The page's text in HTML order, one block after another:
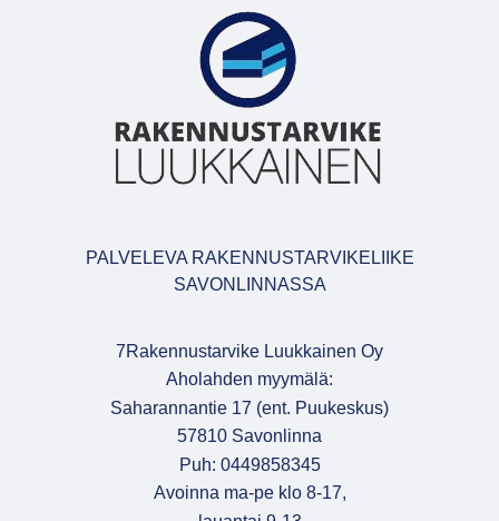
PALVELEVA RAKENNUSTARVIKELIIKE
SAVONLINNASSA
7Rakennustarvike Luukkainen Oy
Aholahden myymälä:
Saharannantie 17 (ent. Puukeskus)
57810 Savonlinna
Puh: 0449858345
Avoinna ma-pe klo 8-17,